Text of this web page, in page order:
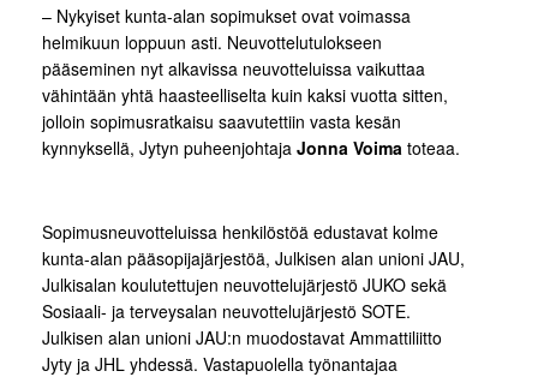
– Nykyiset kunta-alan sopimukset ovat voimassa
helmikuun loppuun asti. Neuvottelutulokseen
pääseminen nyt alkavissa neuvotteluissa vaikuttaa
vähintään yhtä haasteelliselta kuin kaksi vuotta sitten,
jolloin sopimusratkaisu saavutettiin vasta kesän
kynnyksellä, Jytyn puheenjohtaja Jonna Voima toteaa.
Sopimusneuvotteluissa henkilöstöä edustavat kolme
kunta-alan pääsopijajärjestöä, Julkisen alan unioni JAU,
Julkisalan koulutettujen neuvottelujärjestö JUKO sekä
Sosiaali- ja terveysalan neuvottelujärjestö SOTE.
Julkisen alan unioni JAU:n muodostavat Ammattiliitto
Jyty ja JHL yhdessä. Vastapuolella työnantajaa